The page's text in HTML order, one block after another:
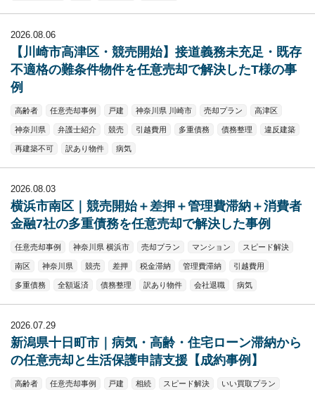
2026.08.06
【川崎市高津区・競売開始】接道義務未充足・既存
不適格の難条件物件を任意売却で解決したT様の事
例
高齢者 任意売却事例 戸建 神奈川県 川崎市 売却プラン 高津区
神奈川県 弁護士紹介 競売 引越費用 多重債務 債務整理 違反建築
再建築不可 訳あり物件 病気
2026.08.03
横浜市南区｜競売開始＋差押＋管理費滞納＋消費者
金融7社の多重債務を任意売却で解決した事例
任意売却事例 神奈川県 横浜市 売却プラン マンション スピード解決
南区 神奈川県 競売 差押 税金滞納 管理費滞納 引越費用
多重債務 全額返済 債務整理 訳あり物件 会社退職 病気
2026.07.29
新潟県十日町市｜病気・高齢・住宅ローン滞納から
の任意売却と生活保護申請支援【成約事例】
高齢者 任意売却事例 戸建 相続 スピード解決 いい買取プラン